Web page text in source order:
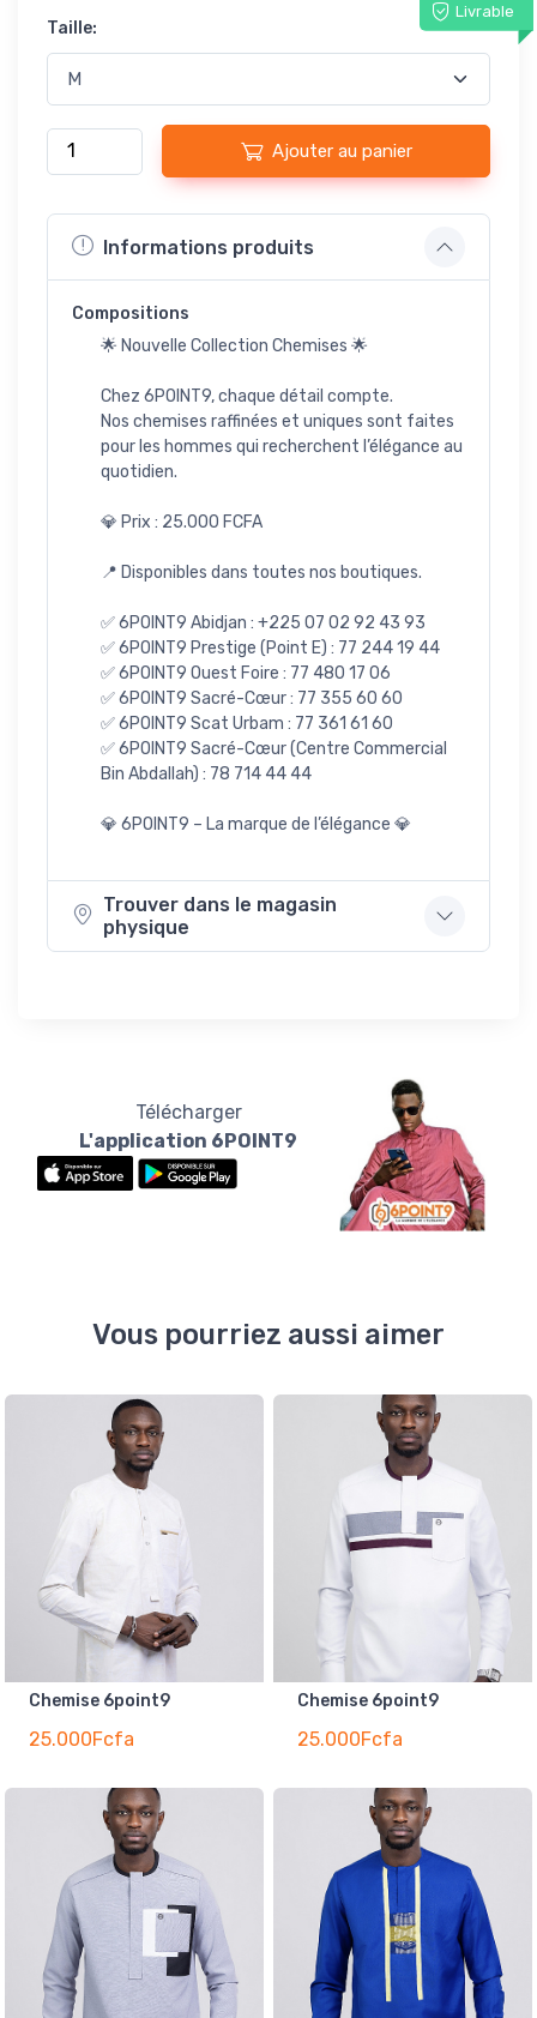
Livrable
Taille:
Ajouter au panier
Informations produits
Compositions
🌟 Nouvelle Collection Chemises 🌟
Chez 6POINT9, chaque détail compte.
Nos chemises raffinées et uniques sont faites
pour les hommes qui recherchent l’élégance au
quotidien.
💎 Prix : 25.000 FCFA
📍 Disponibles dans toutes nos boutiques.
✅ 6POINT9 Abidjan : +225 07 02 92 43 93
✅ 6POINT9 Prestige (Point E) : 77 244 19 44
✅ 6POINT9 Ouest Foire : 77 480 17 06
✅ 6POINT9 Sacré-Cœur : 77 355 60 60
✅ 6POINT9 Scat Urbam : 77 361 61 60
✅ 6POINT9 Sacré-Cœur (Centre Commercial
Bin Abdallah) : 78 714 44 44
💎 6POINT9 – La marque de l’élégance 💎
Trouver dans le magasin
physique
Télécharger
L'application 6POINT9
Vous pourriez aussi aimer
Chemise 6point9
25.000Fcfa
Chemise 6point9
25.000Fcfa